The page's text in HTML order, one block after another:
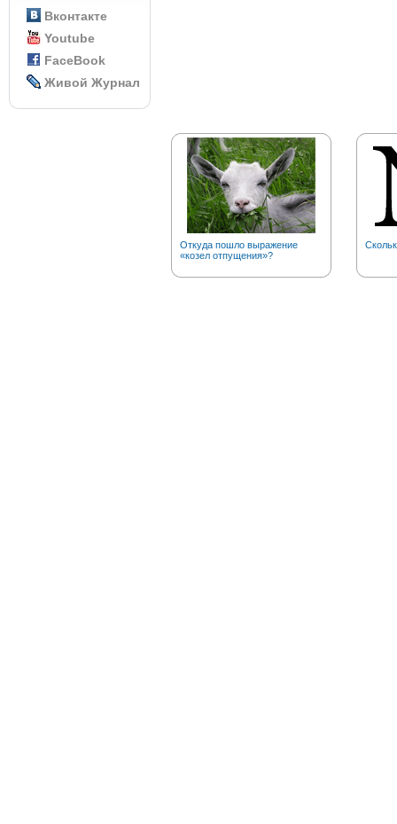
Вконтакте
Youtube
FaceBook
Живой Журнал
Откуда пошло выражение
«козел отпущения»?